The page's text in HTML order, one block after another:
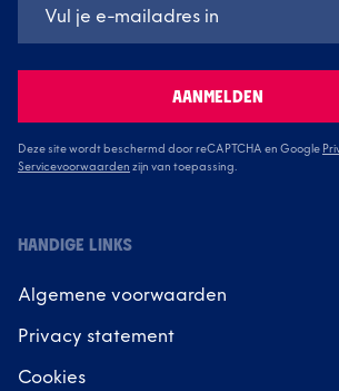
AANMELDEN
Deze site wordt beschermd door reCAPTCHA en Google
Servicevoorwaarden zijn van toepassing.
HANDIGE LINKS
Algemene voorwaarden
Privacy statement
Cookies